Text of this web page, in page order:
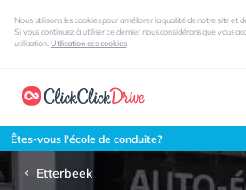
Nous utilisons les cookies pour améliorer la qualité de notre site et
Si vous continuez à utiliser ce dernier nous considérons que vous
utilisation. Utilisation des cookies
Êtes-vous l'école de conduite?
Etterbeek